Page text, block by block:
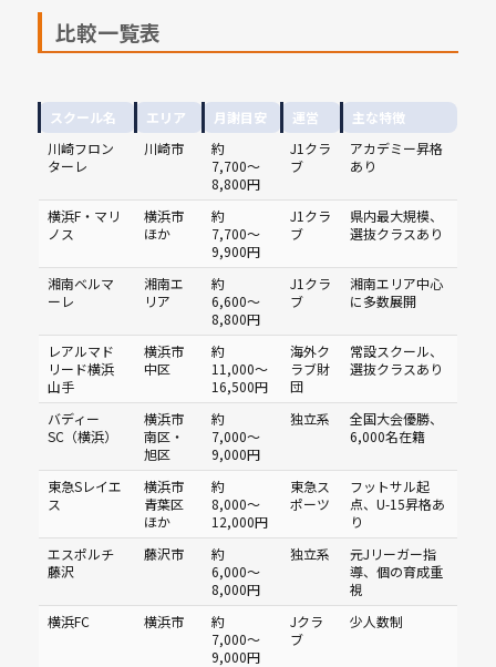
比較一覧表
スクール名 エリア 月謝目安 運営
主な特徴
川崎フロン
ターレ
川崎市
約
7,700〜
8,800円
J1クラ
ブ
アカデミー昇格
あり
横浜F・マリ
ノス
横浜市
ほか
約
7,700〜
9,900円
J1クラ
ブ
県内最大規模、
選抜クラスあり
湘南ベルマ
ーレ
湘南エ
リア
約
6,600〜
8,800円
J1クラ
ブ
湘南エリア中心
に多数展開
レアルマド
リード横浜
山手
横浜市
中区
約
11,000〜
16,500円
海外ク
ラブ財
団
常設スクール、
選抜クラスあり
バディー
SC（横浜）
横浜市
南区・
旭区
約
7,000〜
9,000円
独立系
全国大会優勝、
6,000名在籍
東急Sレイエ
ス
横浜市
青葉区
ほか
約
8,000〜
12,000円
東急ス
ポーツ
フットサル起
点、U-15昇格あ
り
エスポルチ
藤沢
藤沢市
約
6,000〜
8,000円
独立系
元Jリーガー指
導、個の育成重
視
横浜FC
横浜市
約
7,000〜
9,000円
Jクラ
ブ
少人数制